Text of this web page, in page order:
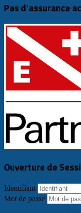
Pas d'assurance
Ouverture de
Identifiant
Mot de passe